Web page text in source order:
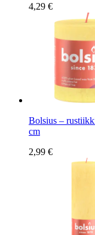
4,29 €
Bolsius –
cm
2,99 €